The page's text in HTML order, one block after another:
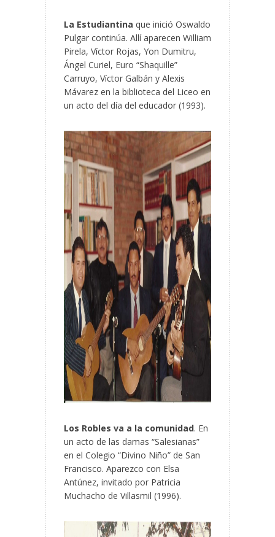
La Estudiantina que inició Oswaldo
Pulgar continúa. Allí aparecen William
Pirela, Víctor Rojas, Yon Dumitru,
Ángel Curiel, Euro “Shaquille”
Carruyo, Víctor Galbán y Alexis
Mávarez en la biblioteca del Liceo en
un acto del día del educador (1993).
Los Robles va a la comunidad. En
un acto de las damas “Salesianas”
en el Colegio “Divino Niño” de San
Francisco. Aparezco con Elsa
Antúnez, invitado por Patricia
Muchacho de Villasmil (1996).